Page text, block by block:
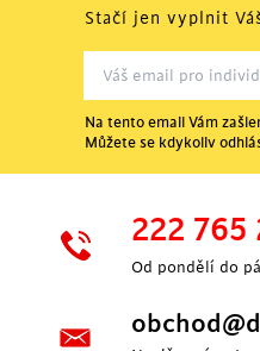
Stačí jen vyplnit
Na tento email Vám
Můžete se kdykoliv
222 765
Od pondělí do